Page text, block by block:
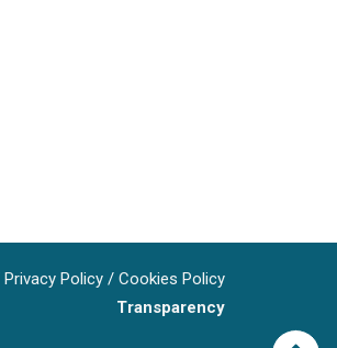
Privacy Policy / Cookies Policy
Transparency